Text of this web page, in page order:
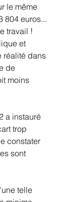
le même
804 euros...
travail !
et
réalité dans
de
moins
a instauré
trop
constater
sont
telle